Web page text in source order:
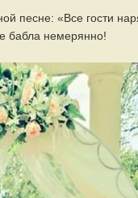
песне: «Все гости
бабла немерянно!